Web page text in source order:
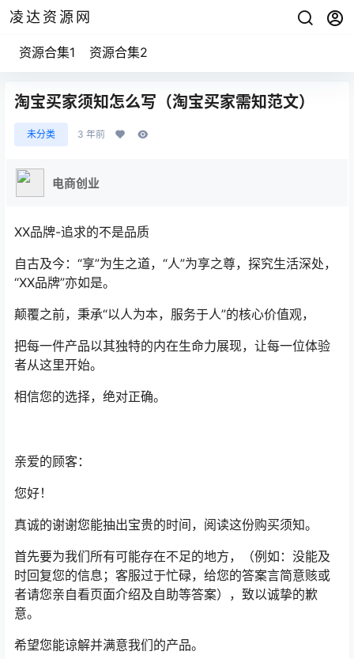
凌达资源网
资源合集1 资源合集2
淘宝买家须知怎么写（淘宝买家需知范文）
未分类 3 年前
电商创业
XX品牌-追求的不是品质
自古及今：“享”为生之道，“人”为享之尊，探究生活深处，
“XX品牌”亦如是。
颠覆之前，秉承“以人为本，服务于人”的核心价值观，
把每一件产品以其独特的内在生命力展现，让每一位体验
者从这里开始。
相信您的选择，绝对正确。
亲爱的顾客：
您好！
真诚的谢谢您能抽出宝贵的时间，阅读这份购买须知。
首先要为我们所有可能存在不足的地方，（例如：没能及
时回复您的信息；客服过于忙碌，给您的答案言简意赅或
者请您亲自看页面介绍及自助等答案），致以诚挚的歉
意。
希望您能谅解并满意我们的产品。